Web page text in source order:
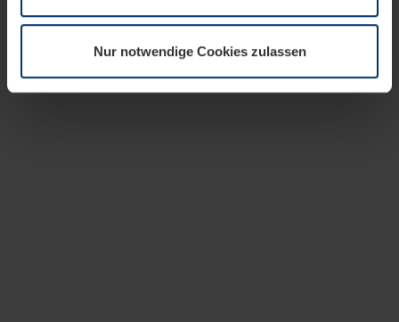
wir Ihre Erlaubnis. Ihre Einwilligung können Sie jederzeit
Datenschutzerklärungunserer Website ändern oder
widerrufen.
Nur notwendige Cookies zulassen